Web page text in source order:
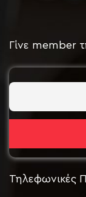
Γίνε member
Τηλεφωνικές